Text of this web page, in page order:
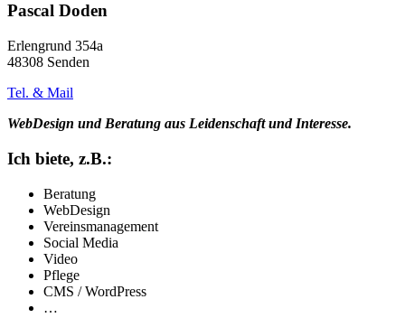
Pascal Doden
Erlengrund 354a
48308 Senden
Tel. & Mail
WebDesign und Beratung aus Leidenschaft und Interesse.
Ich biete, z.B.:
Beratung
WebDesign
Vereinsmanagement
Social Media
Video
Pflege
CMS / WordPress
…